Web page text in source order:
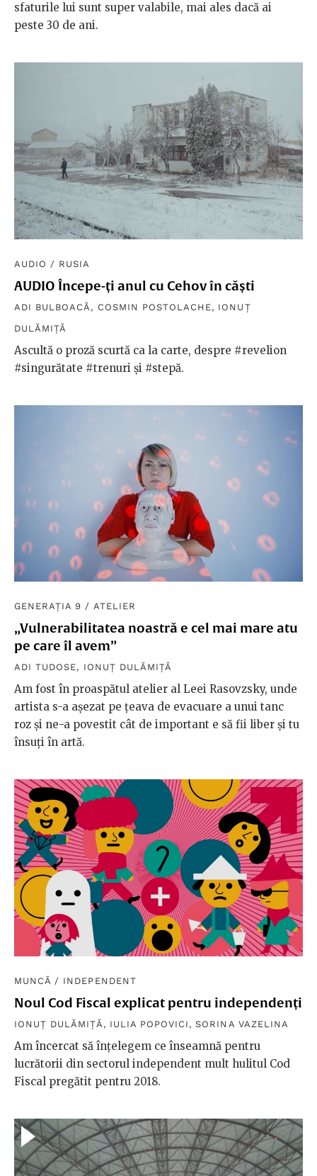
sfaturile lui sunt super valabile, mai ales dacă ai
peste 30 de ani.
AUDIO / RUSIA
AUDIO Începe-ți anul cu Cehov în căști
ADI BULBOACĂ , COSMIN POSTOLACHE, IONUȚ
DULĂMIȚĂ
Ascultă o proză scurtă ca la carte, despre #revelion
#singurătate #trenuri și #stepă.
GENERAȚIA 9 / ATELIER
„Vulnerabilitatea noastră e cel mai mare atu
pe care îl avem”
ADI TUDOSE, IONUȚ DULĂMIȚĂ
Am fost în proaspătul atelier al Leei Rasovzsky, unde
artista s-a așezat pe țeava de evacuare a unui tanc
roz și ne-a povestit cât de important e să fii liber și tu
însuți în artă.
MUNCĂ / INDEPENDENT
Noul Cod Fiscal explicat pentru independenți
IONUȚ DULĂMIȚĂ , IULIA POPOVICI ,SORINA VAZELINA
Am încercat să înțelegem ce înseamnă pentru
lucrătorii din sectorul independent mult hulitul Cod
Fiscal pregătit pentru 2018.